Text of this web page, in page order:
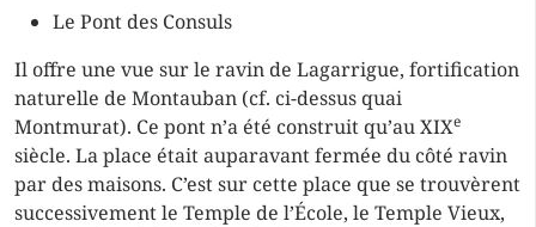
Le Pont des Consuls
Il offre une vue sur le ravin de Lagarrigue, fortification
naturelle de Montauban (cf. ci-dessus quai
Montmurat). Ce pont n’a été construit qu’au XIXe
siècle. La place était auparavant fermée du côté ravin
par des maisons. C’est sur cette place que se trouvèrent
successivement le Temple de l’École, le Temple Vieux,